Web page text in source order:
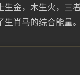
生金，木生火，三
生肖马的综合能量。